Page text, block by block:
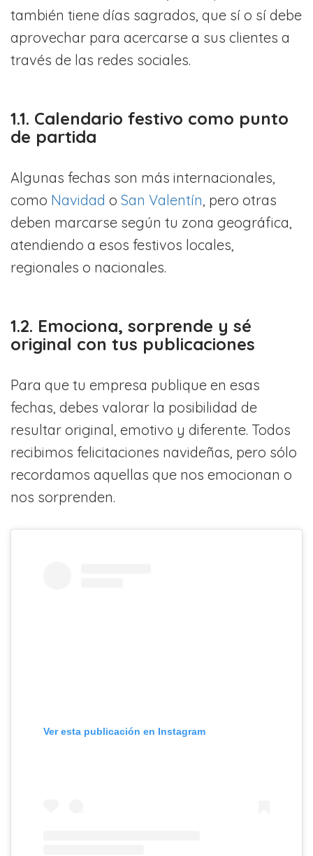
también tiene días sagrados, que sí o sí debe
aprovechar para acercarse a sus clientes a
través de las redes sociales.
1.1. Calendario festivo como punto
de partida
Algunas fechas son más internacionales,
como Navidad o San Valentín , pero otras
deben marcarse según tu zona geográfica,
atendiendo a esos festivos locales,
regionales o nacionales.
1.2. Emociona, sorprende y sé
original con tus publicaciones
Para que tu empresa publique en esas
fechas, debes valorar la posibilidad de
resultar original, emotivo y diferente. Todos
recibimos felicitaciones navideñas, pero sólo
recordamos aquellas que nos emocionan o
nos sorprenden.
Ver esta publicación en Instagram